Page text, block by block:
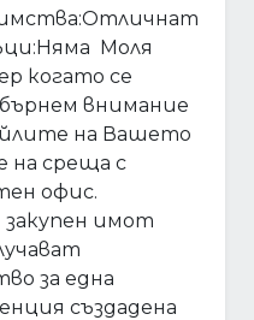
Моля
когато се
внимание
на Вашето
на среща с
офис.
имот
за една
създадена